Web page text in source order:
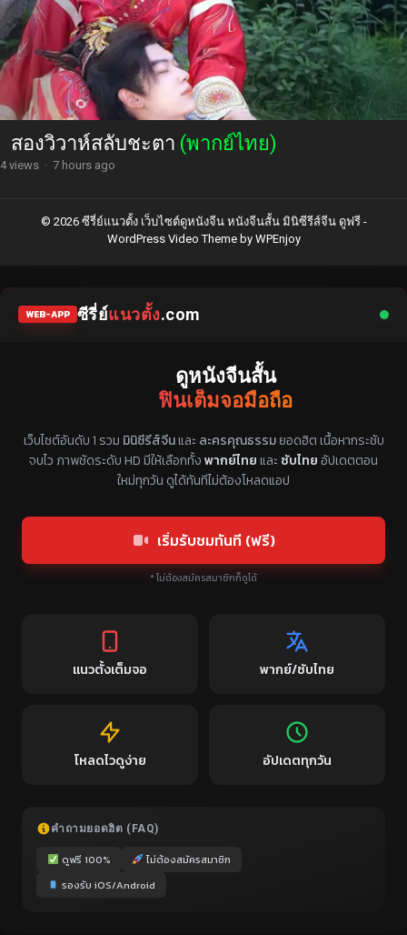
สองวิวาห์สลับชะตา (พากย์ไทย)
4 views · 7 hours ago
© 2026 ซีรี่ย์แนวตั้ง เว็บไซต์ดูหนังจีน หนังจีนสั้น มินิซีรีส์จีน ดูฟรี -
WordPress Video Themeby WPEnjoy
WEB-APP ซีรี่ย์แนวตั้ง.com
ดูหนังจีนสั้น
ฟินเต็มจอมือถือ
เว็บไซต์อันดับ 1 รวม มินิซีรีส์จีนและ ละครคุณธรรมยอดฮิต เนื้อหากระชับ
จบไว ภาพชัดระดับ HD มีให้เลือกทั้งพากย์ไทยและ ซับไทยอัปเดตตอน
ใหม่ทุกวัน ดูได้ทันทีไม่ต้องโหลดแอป
เริ่มรับชมทันที (ฟรี)
* ไม่ต้องสมัครสมาชิกก็ดูได้
แนวตั้งเต็มจอ พากย์/ซับไทย
โหลดไวดูง่าย อัปเดตทุกวัน
คำถามยอดฮิต (FAQ)
ดูฟรี 100%
ไม่ต้องสมัครสมาชิก
รองรับ iOS/Android